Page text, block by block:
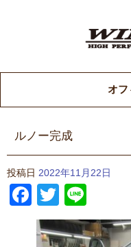
オフ
ルノー完成
投稿日 2022年11月22日
Facebook
Twitter